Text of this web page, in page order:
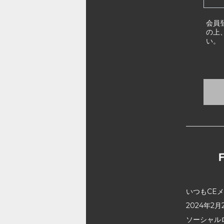
会員
の上
い。
いつもCE
2024年2月
ソーシャ